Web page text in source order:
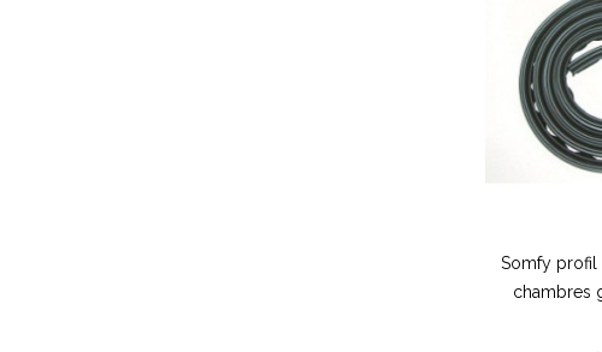
Somfy profil
chambres